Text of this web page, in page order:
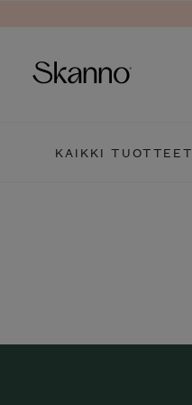
KAIKKI TUOTTEET